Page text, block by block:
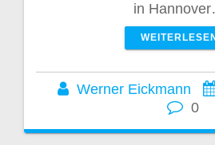
in
WEITERLESEN
Werner Eickmann
0